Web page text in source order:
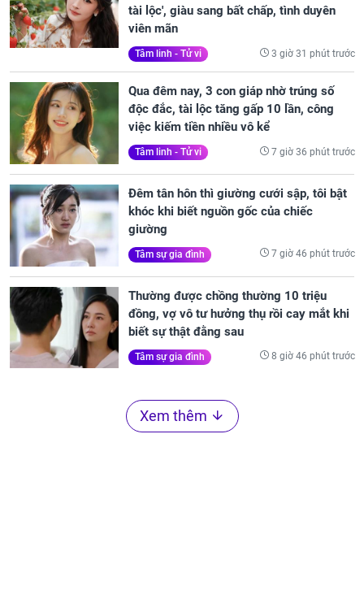
tài lộc', giàu sang bất chấp, tình duyên
viên mãn
Tâm linh - Tử vi 3 giờ 31 phút trước
Qua đêm nay, 3 con giáp nhờ trúng số
độc đắc, tài lộc tăng gấp 10 lần, công
việc kiếm tiền nhiều vô kể
Tâm linh - Tử vi 7 giờ 36 phút trước
Đêm tân hôn thì giường cưới sập, tôi bật
khóc khi biết nguồn gốc của chiếc
giường
Tâm sự gia đình 7 giờ 46 phút trước
Thường được chồng thường 10 triệu
đồng, vợ vô tư hưởng thụ rồi cay mắt khi
biết sự thật đằng sau
Tâm sự gia đình 8 giờ 46 phút trước
Xem thêm